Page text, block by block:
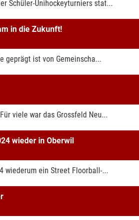
Schüler-Unihockeyturniers stat...
in die Zukunft!
geprägt ist von Gemeinscha...
viele war das Grossfeld Neu...
wieder in Oberwil
wiederum ein Street Floorball-...